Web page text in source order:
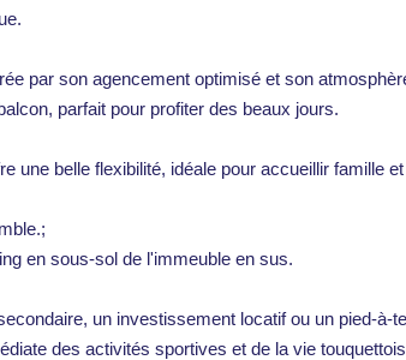
par son agencement optimisé et son
parfait pour profiter des beaux jours.
une belle flexibilité, idéale pour accueillir famille
en sous-sol de l'immeuble en sus.
un investissement locatif ou un pied-à-
des activités sportives et de la vie